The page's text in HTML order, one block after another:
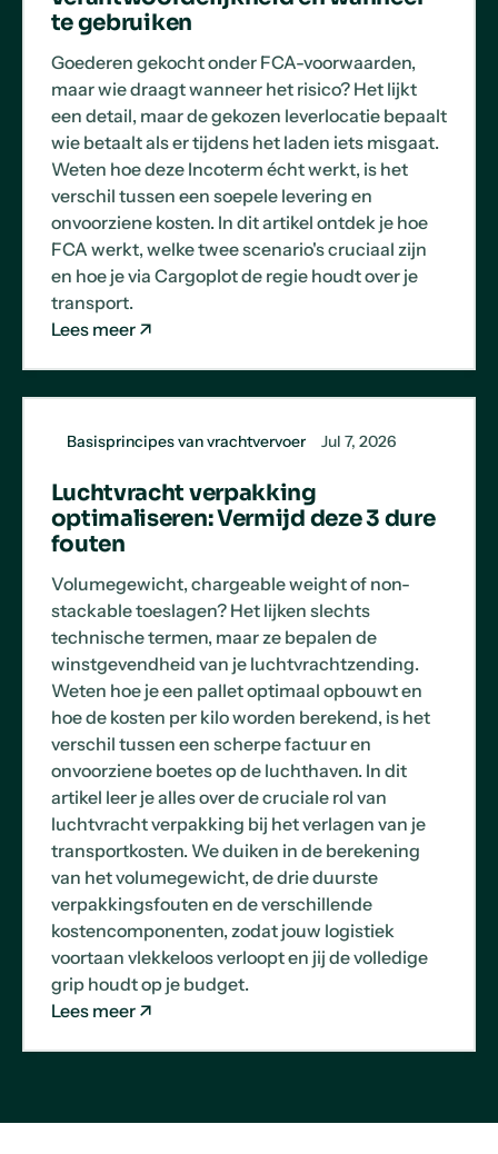
te gebruiken
Goederen gekocht onder FCA-voorwaarden,
maar wie draagt wanneer het risico? Het lijkt
een detail, maar de gekozen leverlocatie bepaalt
wie betaalt als er tijdens het laden iets misgaat.
Weten hoe deze Incoterm écht werkt, is het
verschil tussen een soepele levering en
onvoorziene kosten. In dit artikel ontdek je hoe
FCA werkt, welke twee scenario's cruciaal zijn
en hoe je via Cargoplot de regie houdt over je
transport.
Lees meer
Basisprincipes van vrachtvervoer Jul 7, 2026
Luchtvracht verpakking
optimaliseren: Vermijd deze 3 dure
fouten
Volumegewicht, chargeable weight of non-
stackable toeslagen? Het lijken slechts
technische termen, maar ze bepalen de
winstgevendheid van je luchtvrachtzending.
Weten hoe je een pallet optimaal opbouwt en
hoe de kosten per kilo worden berekend, is het
verschil tussen een scherpe factuur en
onvoorziene boetes op de luchthaven. In dit
artikel leer je alles over de cruciale rol van
luchtvracht verpakking bij het verlagen van je
transportkosten. We duiken in de berekening
van het volumegewicht, de drie duurste
verpakkingsfouten en de verschillende
kostencomponenten, zodat jouw logistiek
voortaan vlekkeloos verloopt en jij de volledige
grip houdt op je budget.
Lees meer